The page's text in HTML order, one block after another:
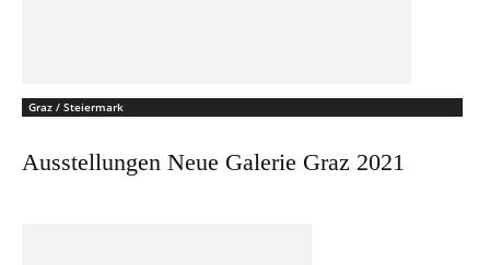
Graz / Steiermark
Ausstellungen Neue Galerie Graz 2021